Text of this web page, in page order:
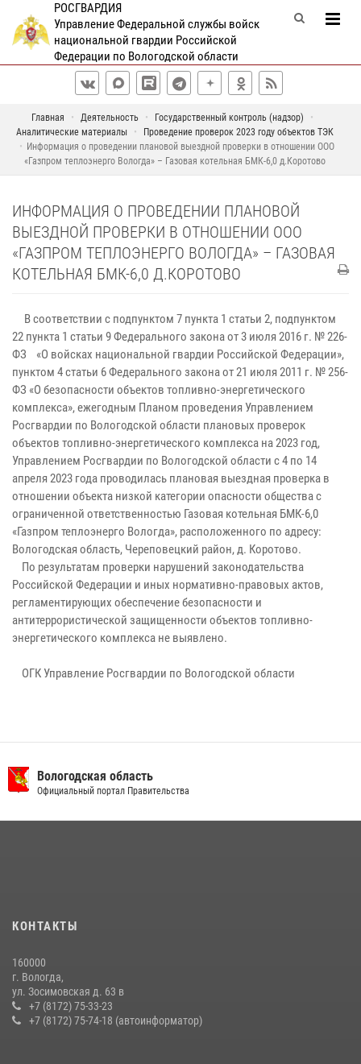
РОСГВАРДИЯ
Управление Федеральной службы войск
национальной гвардии Российской
Федерации по Вологодской области
Главная Деятельность
Государственный контроль (надзор)
Аналитические материалы
Проведение проверок 2023 году объектов ТЭК
Информация о проведении плановой выездной проверки в отношении ООО
«Газпром теплоэнерго Вологда» – Газовая котельная БМК-6,0 д.Коротово
ИНФОРМАЦИЯ О ПРОВЕДЕНИИ ПЛАНОВОЙ
ВЫЕЗДНОЙ ПРОВЕРКИ В ОТНОШЕНИИ ООО
«ГАЗПРОМ ТЕПЛОЭНЕРГО ВОЛОГДА» – ГАЗОВАЯ
КОТЕЛЬНАЯ БМК-6,0 Д.КОРОТОВО
В соответствии с подпунктом 7 пункта 1 статьи 2, подпунктом
22 пункта 1 статьи 9 Федерального закона от 3 июля 2016 г. № 226-
ФЗ «О войсках национальной гвардии Российской Федерации»,
пунктом 4 статьи 6 Федерального закона от 21 июля 2011 г. № 256-
ФЗ «О безопасности объектов топливно-энергетического
комплекса», ежегодным Планом проведения Управлением
Росгвардии по Вологодской области плановых проверок
объектов топливно-энергетического комплекса на 2023 год,
Управлением Росгвардии по Вологодской области с 4 по 14
апреля 2023 года проводилась плановая выездная проверка в
отношении объекта низкой категории опасности общества с
ограниченной ответственностью Газовая котельная БМК-6,0
«Газпром теплоэнерго Вологда», расположенного по адресу:
Вологодская область, Череповецкий район, д. Коротово.
По результатам проверки нарушений законодательства
Российской Федерации и иных нормативно-правовых актов,
регламентирующих обеспечение безопасности и
антитеррористической защищенности объектов топливно-
энергетического комплекса не выявлено.
ОГК Управление Росгвардии по Вологодской области
Вологодская область
Официальный портал Правительства
КОНТАКТЫ
160000
г. Вологда,
ул. Зосимовская д. 63 в
+7 (8172) 75-33-23
+7 (8172) 75-74-18 (автоинформатор)